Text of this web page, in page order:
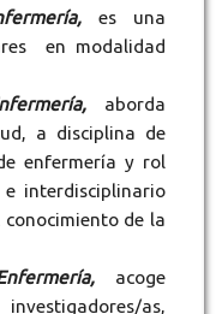
es una
en modalidad
aborda
a disciplina de
enfermería y rol
interdisciplinario
de la
acoge
as,